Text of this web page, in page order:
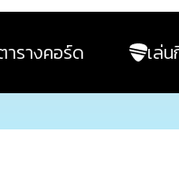
ารางคอร์ด เล่